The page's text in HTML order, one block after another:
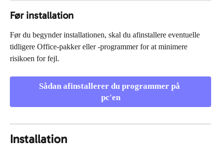
Før installation
Før du begynder installationen, skal du afinstallere eventuelle
tidligere Office-pakker eller -programmer for at minimere
risikoen for fejl.
Sådan afinstallerer du programmer på
pc'en
Installation